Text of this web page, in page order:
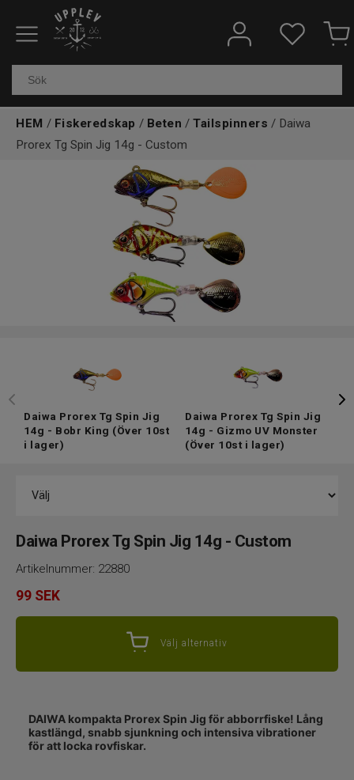
Fiskeredskap
Kläder & skor
HEM / Fiskeredskap / Beten / Tailspinners / Daiwa
Prorex Tg Spin Jig 14g - Custom
Daiwa Prorex Tg Spin Jig
14g - Bobr King (Över 10st
i lager)
Daiwa Prorex Tg Spin Jig
14g - Gizmo UV Monster
(Över 10st i lager)
Daiwa Prorex Tg Spin Jig 14g - Custom
Artikelnummer: 22880
99 SEK
Välj alternativ
DAIWA kompakta Prorex Spin Jig för abborrfiske! Lång
kastlängd, snabb sjunkning och intensiva vibrationer
för att locka rovfiskar.